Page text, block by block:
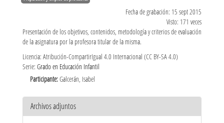
Fecha de grabación: 15 sept 2015
Visto: 171 veces
Presentación de los objetivos, contenidos, metodología y criterios de evaluación
de la asignatura por la profesora titular de la misma.
Licencia: Atribución-CompartirIgual 4.0 Internacional (CC BY-SA 4.0)
Serie: Grado en Educación Infantil
Participante:Galcerán, Isabel
Archivos adjuntos